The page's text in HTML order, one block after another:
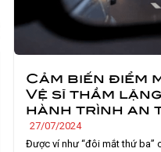
Cảm biến điểm
Vệ sĩ thầm
hành trình an
27/07/2024
Được ví như “đôi mắt thứ ba”